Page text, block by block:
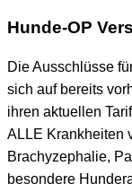
Hunde-OP
Die Ausschlüsse
sich auf bereits
ihren aktuellen
ALLE Krankheiten
Brachyzephalie,
besondere